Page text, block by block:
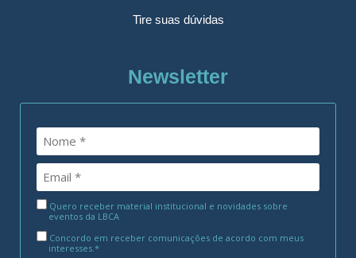
Tire suas dúvidas
Newsletter
Quero receber material institucional e novidades sobre
eventos da LBCA
Concordo em receber comunicações de acordo com meus
interesses.*